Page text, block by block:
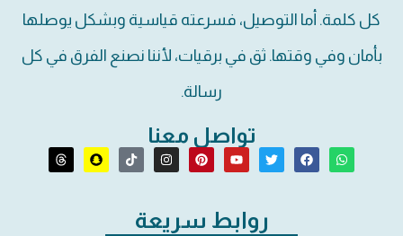
كل كلمة. أما التوصيل، فسرعته قياسية وبشكل يوصلها
بأمان وفي وقتها. ثق في برقيات، لأننا نصنع الفرق في كل
رسالة.
تواصل معنا
روابط سريعة